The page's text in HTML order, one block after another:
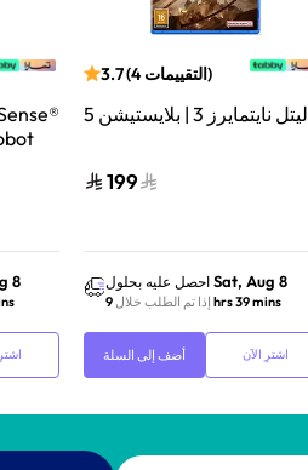
8
3.7(4 التقييمات)
ليتل نايتمايرز 3 | بلايستيشن 5
199
احصل عليه بحلول Sat, Aug 8
إذا تم الطلب خلال 9 hrs 39 mins
أضف إلى السلة اشترِ الآن